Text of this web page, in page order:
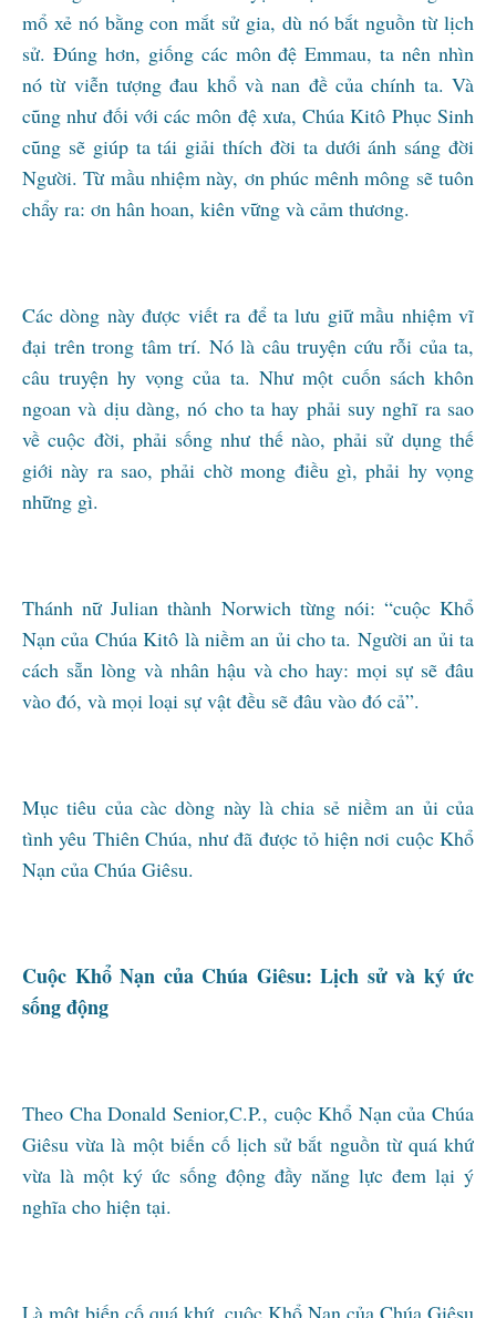
mổ xẻ nó bằng con mắt sử gia, dù nó bắt nguồn từ lịch
sử. Đúng hơn, giống các môn đệ Emmau, ta nên nhìn
nó từ viễn tượng đau khổ và nan đề của chính ta. Và
cũng như đối với các môn đệ xưa, Chúa Kitô Phục Sinh
cũng sẽ giúp ta tái giải thích đời ta dưới ánh sáng đời
Người. Từ mầu nhiệm này, ơn phúc mênh mông sẽ tuôn
chẩy ra: ơn hân hoan, kiên vững và cảm thương.
Các dòng này được viết ra để ta lưu giữ mầu nhiệm vĩ
đại trên trong tâm trí. Nó là câu truyện cứu rỗi của ta,
câu truyện hy vọng của ta. Như một cuốn sách khôn
ngoan và dịu dàng, nó cho ta hay phải suy nghĩ ra sao
về cuộc đời, phải sống như thế nào, phải sử dụng thế
giới này ra sao, phải chờ mong điều gì, phải hy vọng
những gì.
Thánh nữ Julian thành Norwich từng nói: “cuộc Khổ
Nạn của Chúa Kitô là niềm an ủi cho ta. Người an ủi ta
cách sẵn lòng và nhân hậu và cho hay: mọi sự sẽ đâu
vào đó, và mọi loại sự vật đều sẽ đâu vào đó cả”.
Mục tiêu của càc dòng này là chia sẻ niềm an ủi của
tình yêu Thiên Chúa, như đã được tỏ hiện nơi cuộc Khổ
Nạn của Chúa Giêsu.
Cuộc Khổ Nạn của Chúa Giêsu: Lịch sử và ký ức
sống động
Theo Cha Donald Senior,C.P., cuộc Khổ Nạn của Chúa
Giêsu vừa là một biến cố lịch sử bắt nguồn từ quá khứ
vừa là một ký ức sống động đầy năng lực đem lại ý
nghĩa cho hiện tại.
Là một biến cố quá khứ, cuộc Khổ Nạn của Chúa Giêsu